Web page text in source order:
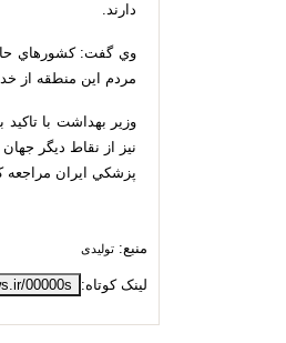
دارند.
وي گفت: كشورهاي
مردم اين منطقه از
وزیر بهداشت با
نيز از نقاط ديگر
پزشكي ايران مراجعه
منبع: تولیدی
لینک کوتاه: 00000s